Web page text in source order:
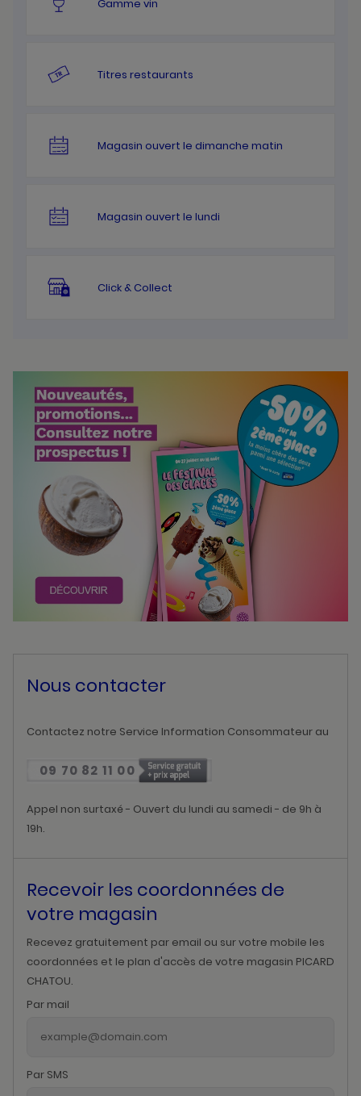
Gamme vin
Titres restaurants
Magasin ouvert le dimanche matin
Magasin ouvert le lundi
Click & Collect
Nous contacter
Contactez notre Service Information Consommateur au
09 70 82 11 00
Appel non surtaxé - Ouvert du lundi au samedi - de 9h à
19h.
Recevoir les coordonnées de
votre magasin
Recevez gratuitement par email ou sur votre mobile les
coordonnées et le plan d'accès de votre magasin PICARD
CHATOU.
Par mail
Par SMS